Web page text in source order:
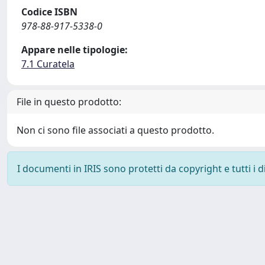
Codice ISBN
978-88-917-5338-0
Appare nelle tipologie:
7.1 Curatela
File in questo prodotto:
Non ci sono file associati a questo prodotto.
I documenti in IRIS sono protetti da copyright e tutti i